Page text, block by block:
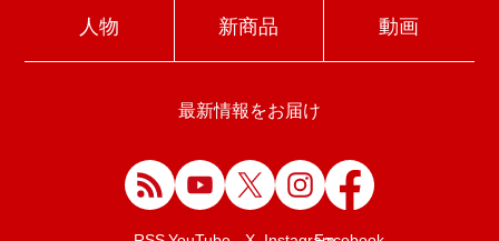
人物 新商品 動画
最新情報をお届け